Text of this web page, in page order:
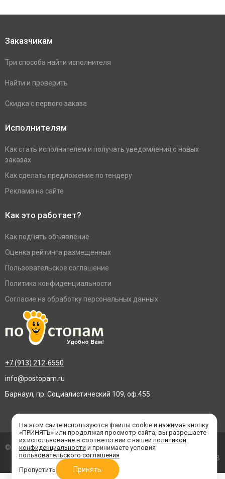
Заказчикам
Три способа найти исполнителя
Найти и проверить
Скидка с первого заказа
Исполнителям
Как стать исполнителем и получать уведомления о новых
заказах
Как сделать предложение по тендеру
Реклама на сайте
Как это работает?
Как поднять объявление
Оценка рейтинга размещенных
Пользовательское соглашение
Политика конфиденциальности
Согласие на обработку персональных данных
+7 (913) 212-6550
info@postopam.ru
Барнаул, пр. Социалистический 109, оф.455
© 2016–2026 «По стопам»
- BTB
На этом сайте используются файлы cookie и нажимая кнопку
«ПРИНЯТЬ» или продолжая просмотр сайта, вы разрешаете
их использование в соответствии с нашей политикой
конфиденциальности и принимаете условия
пользовательского соглашения
Пропустить
Принять